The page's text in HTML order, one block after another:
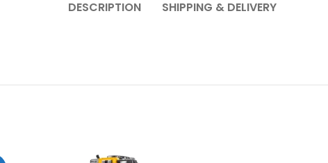
DESCRIPTION SHIPPING & DELIVERY